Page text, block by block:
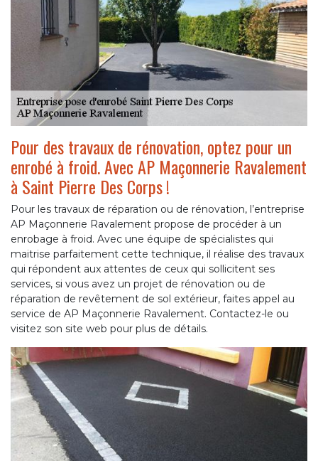
Pour des travaux de rénovation, optez pour un
enrobé à froid. Avec AP Maçonnerie Ravalement
à Saint Pierre Des Corps !
Pour les travaux de réparation ou de rénovation, l’entreprise
AP Maçonnerie Ravalement propose de procéder à un
enrobage à froid. Avec une équipe de spécialistes qui
maitrise parfaitement cette technique, il réalise des travaux
qui répondent aux attentes de ceux qui sollicitent ses
services, si vous avez un projet de rénovation ou de
réparation de revêtement de sol extérieur, faites appel au
service de AP Maçonnerie Ravalement. Contactez-le ou
visitez son site web pour plus de détails.